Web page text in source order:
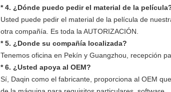
* 4. ¿Dónde puedo pedir el material de la
Usted puede pedir el material de la película de
otra compañía. Es toda la AUTORIZACIÓN.
* 5. ¿Donde su compañía localizada?
Tenemos oficina en Pekín y Guangzhou, recepción
* 6. ¿Usted apoya al OEM?
Sí, Daqin como el fabricante, proporciona al OEM